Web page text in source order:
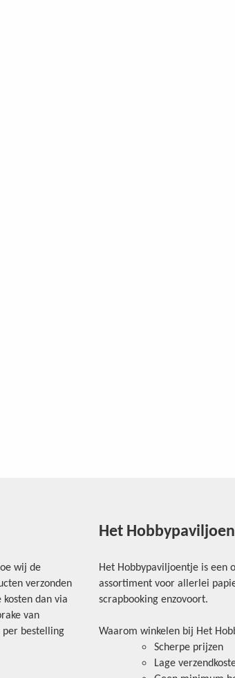
wij de
verzonden
dan via
van
per bestelling
Het
Het Hobbypaviljoentje is een
assortiment voor allerlei
scrapbooking enzovoort.
Waarom winkelen bij Het
Scherpe prijzen
Lage